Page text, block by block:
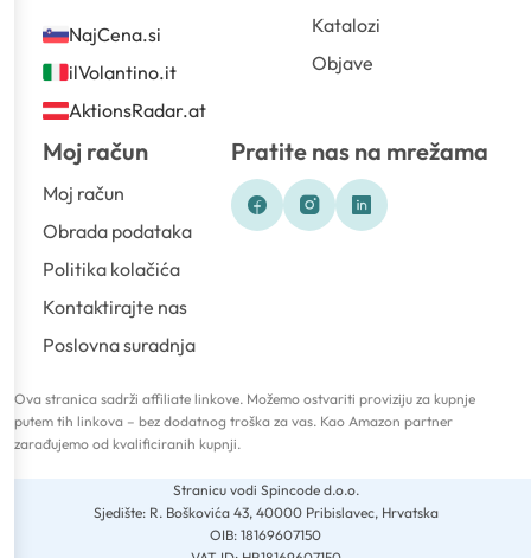
NajCena.si
ilVolantino.it
AktionsRadar.at
Katalozi
Objave
Moj račun
Moj račun
Obrada podataka
Politika kolačića
Kontaktirajte nas
Poslovna suradnja
Pratite nas na mrežama
Ova stranica sadrži affiliate linkove. Možemo ostvariti proviziju za kupnje
putem tih linkova – bez dodatnog troška za vas. Kao Amazon partner
zarađujemo od kvalificiranih kupnji.
Stranicu vodi Spincode d.o.o.
Sjedište: R. Boškovića 43, 40000 Pribislavec, Hrvatska
OIB: 18169607150